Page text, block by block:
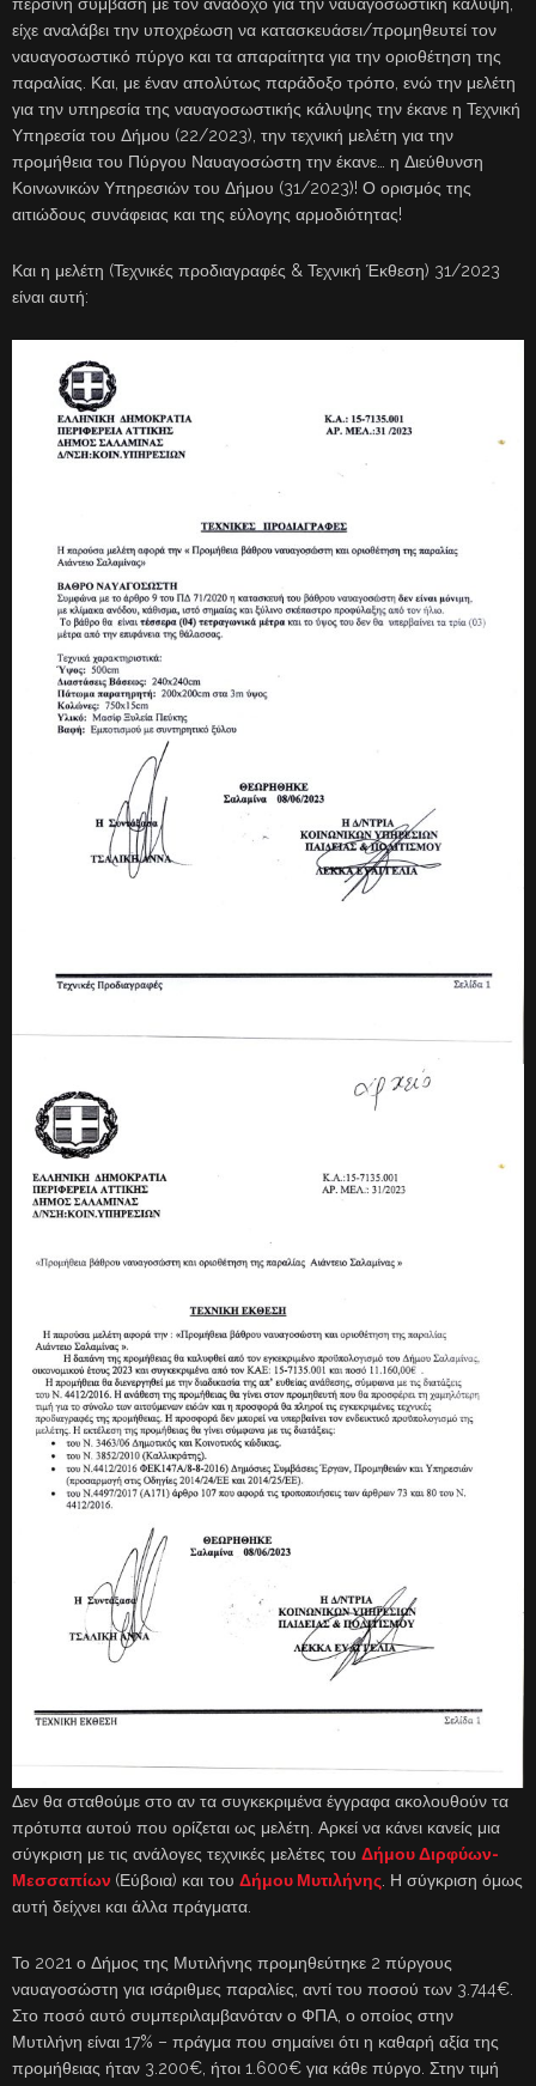
περσινή σύμβαση με τον ανάδοχο για την ναυαγοσωστική κάλυψη,
είχε αναλάβει την υποχρέωση να κατασκευάσει/προμηθευτεί τον
ναυαγοσωστικό πύργο και τα απαραίτητα για την οριοθέτηση της
παραλίας. Και, με έναν απολύτως παράδοξο τρόπο, ενώ την μελέτη
για την υπηρεσία της ναυαγοσωστικής κάλυψης την έκανε η Τεχνική
Υπηρεσία του Δήμου (22/2023), την τεχνική μελέτη για την
προμήθεια του Πύργου Ναυαγοσώστη την έκανε… η Διεύθυνση
Κοινωνικών Υπηρεσιών του Δήμου (31/2023)! Ο ορισμός της
αιτιώδους συνάφειας και της εύλογης αρμοδιότητας!
Και η μελέτη (Τεχνικές προδιαγραφές & Τεχνική Έκθεση) 31/2023
είναι αυτή:
Δεν θα σταθούμε στο αν τα συγκεκριμένα έγγραφα ακολουθούν τα
πρότυπα αυτού που ορίζεται ως μελέτη. Αρκεί να κάνει κανείς μια
σύγκριση με τις ανάλογες τεχνικές μελέτες του Δήμου Διρφύων-
Μεσσαπίων (Εύβοια) και του Δήμου Μυτιλήνης. Η σύγκριση όμως
αυτή δείχνει και άλλα πράγματα.
Το 2021 ο Δήμος της Μυτιλήνης προμηθεύτηκε 2 πύργους
ναυαγοσώστη για ισάριθμες παραλίες, αντί του ποσού των 3.744€.
Στο ποσό αυτό συμπεριλαμβανόταν ο ΦΠΑ, ο οποίος στην
Μυτιλήνη είναι 17% – πράγμα που σημαίνει ότι η καθαρή αξία της
προμήθειας ήταν 3.200€, ήτοι 1.600€ για κάθε πύργο. Στην τιμή